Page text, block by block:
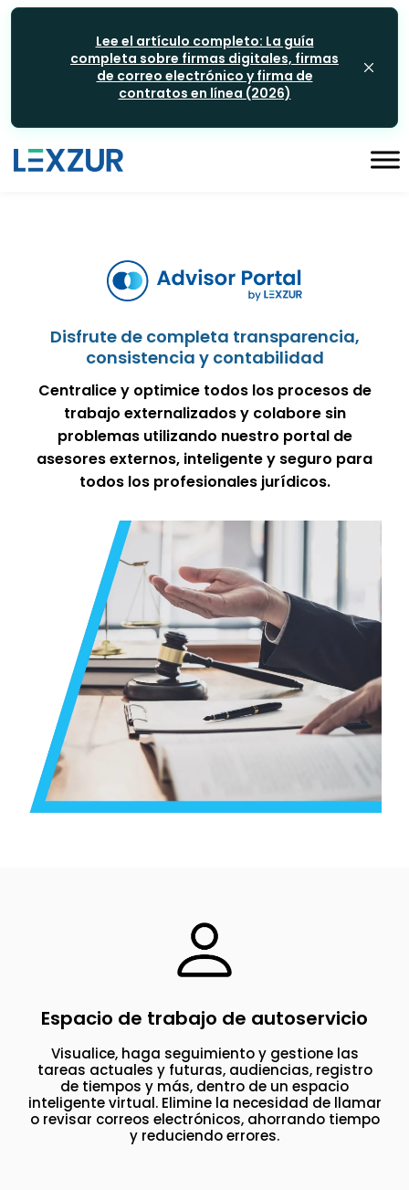
Lee el artículo completo: La guía
completa sobre firmas digitales, firmas
de correo electrónico y firma de
contratos en línea (2026)
Disfrute de completa transparencia,
consistencia y contabilidad
Centralice y optimice todos los procesos de
trabajo externalizados y colabore sin
problemas utilizando nuestro portal de
asesores externos, inteligente y seguro para
todos los profesionales jurídicos.
Espacio de trabajo de autoservicio
Visualice, haga seguimiento y gestione las
tareas actuales y futuras, audiencias, registro
de tiempos y más, dentro de un espacio
inteligente virtual. Elimine la necesidad de llamar
o revisar correos electrónicos, ahorrando tiempo
y reduciendo errores.